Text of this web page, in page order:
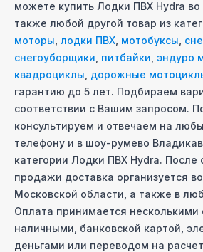
можете купить Лодки ПВХ Hydra во
также любой другой товар из
моторы лодки ПВХ мотобуксы
снегоуборщики питбайки эндуро
квадроциклы дорожные
гарантию до 5 лет. Подбираем
соответствии с Вашим запросом.
консультируем и отвечаем на
телефону и в шоу-румево
категории Лодки ПВХ Hydra. После
продажи доставка организуется
Московcкой области, а также в
Оплата принимается несколькими
наличными, банковской картой,
деньгами или переводом на